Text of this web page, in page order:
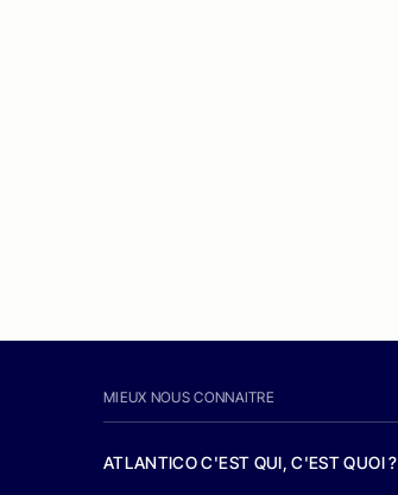
MIEUX NOUS CONNAITRE
ATLANTICO C'EST QUI, C'EST QUOI ?